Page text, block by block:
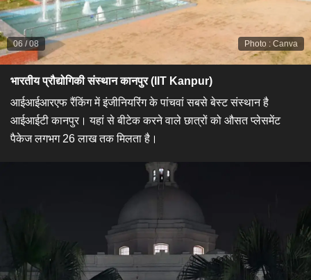
Photo : Canva
06 /08
भारतीय प्रौद्योगिकी संस्थान कानपुर (IIT Kanpur)
​आईआईआरएफ रैंकिंग में इंजीनियरिंग के पांचवां सबसे बेस्ट संस्थान है
आईआईटी कानपुर। यहां से बीटेक करने वाले छात्रों को औसत प्लेसमेंट
पैकेज लगभग 26 लाख तक मिलता है।​